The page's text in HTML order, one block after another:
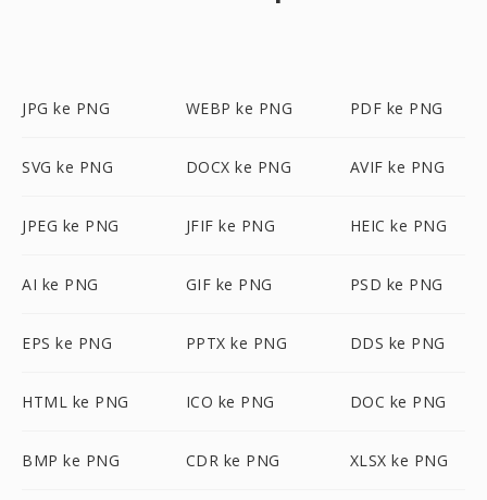
JPG ke PNG WEBP ke PNG PDF ke PNG
SVG ke PNG DOCX ke PNG AVIF ke PNG
JPEG ke PNG JFIF ke PNG HEIC ke PNG
AI ke PNG GIF ke PNG PSD ke PNG
EPS ke PNG PPTX ke PNG DDS ke PNG
HTML ke PNG ICO ke PNG DOC ke PNG
BMP ke PNG CDR ke PNG XLSX ke PNG